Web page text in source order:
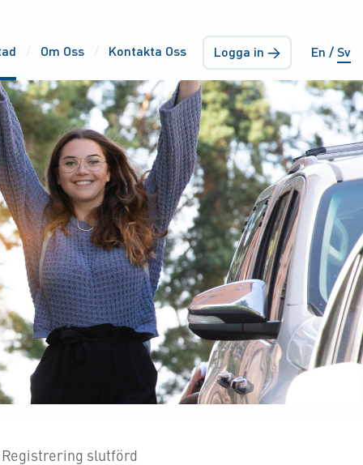
Om Oss Kontakta Oss Logga in → En Sv
Registrering slutförd